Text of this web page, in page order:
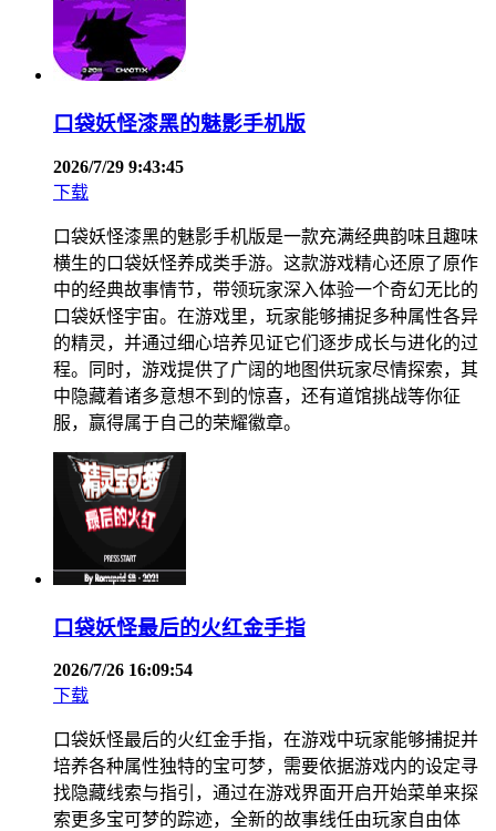
口袋妖怪漆黑的魅影手机版
2026/7/29 9:43:45
下载
口袋妖怪漆黑的魅影手机版是一款充满经典韵味且趣味
横生的口袋妖怪养成类手游。这款游戏精心还原了原作
中的经典故事情节，带领玩家深入体验一个奇幻无比的
口袋妖怪宇宙。在游戏里，玩家能够捕捉多种属性各异
的精灵，并通过细心培养见证它们逐步成长与进化的过
程。同时，游戏提供了广阔的地图供玩家尽情探索，其
中隐藏着诸多意想不到的惊喜，还有道馆挑战等你征
服，赢得属于自己的荣耀徽章。
口袋妖怪最后的火红金手指
2026/7/26 16:09:54
下载
口袋妖怪最后的火红金手指，在游戏中玩家能够捕捉并
培养各种属性独特的宝可梦，需要依据游戏内的设定寻
找隐藏线索与指引，通过在游戏界面开启开始菜单来探
索更多宝可梦的踪迹，全新的故事线任由玩家自由体